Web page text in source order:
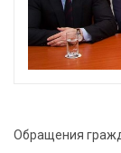
Обращения